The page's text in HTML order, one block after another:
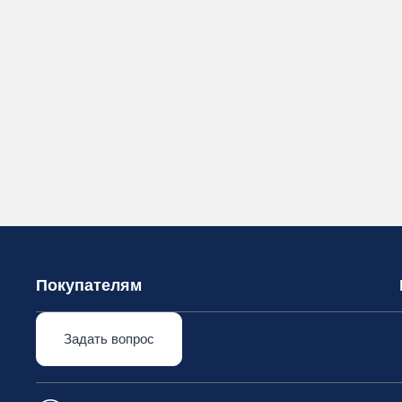
Покупателям
Задать вопрос